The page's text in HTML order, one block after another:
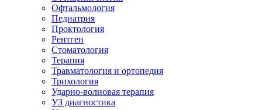
Офтальмология
Педиатрия
Проктология
Рентген
Стоматология
Терапия
Травматология и ортопедия
Трихология
Ударно-волновая терапия
УЗ диагностика